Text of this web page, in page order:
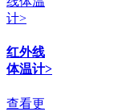
红外线
体温计>
查看更